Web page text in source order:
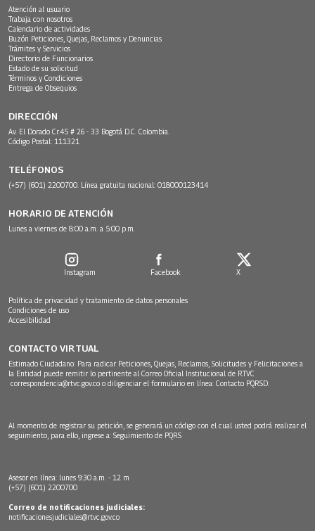
Atención al usuario
Trabaja con nosotros
Calendario de actividades
Buzón Peticiones, Quejas, Reclamos y Denuncias
Trámites y Servicios
Directorio de Funcionarios
Estado de su solicitud
Términos y Condiciones
Entrega de Obsequios
DIRECCIÓN
Av. El Dorado Cr.45 # 26 - 33 Bogotá D.C. Colombia.
Código Postal: 111321
TELÉFONOS
(+57) (601) 2200700. Línea gratuita nacional: 018000123414
HORARIO DE ATENCIÓN
Lunes a viernes de 8:00 a.m. a 5:00 p.m.
Instagram Facebook X
Política de privacidad y tratamiento de datos personales
Condiciones de uso
Accesibilidad
CONTACTO VIRTUAL
Estimado Ciudadano: Para radicar Peticiones, Quejas, Reclamos, Solicitudes y Felicitaciones a
la Entidad puede remitir lo pertinente al Correo Oficial Institucional de RTVC
correspondencia@rtvc.gov.co o diligenciar el formulario en línea: Contacto PQRSD.
Al momento de registrar su petición, se generará un código con el cual usted podrá realizar el
seguimiento, para ello, ingrese a: Seguimiento de PQRS
Asesor en línea: lunes 9:30 a.m. - 12 m
(+57) (601) 2200700
Correo de notificaciones judiciales:
notificacionesjudiciales@rtvc.gov.co